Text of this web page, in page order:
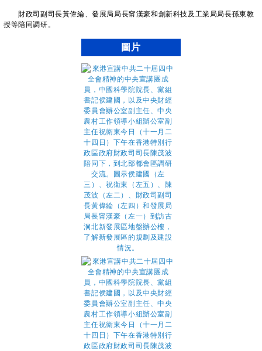
財政司副司長黃偉綸、發展局局長甯漢豪和創新科技及工業局局長孫東教
授等陪同調研。
圖片